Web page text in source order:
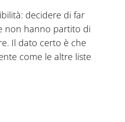
decidere di far
non hanno partito di
Il dato certo è che
come le altre liste